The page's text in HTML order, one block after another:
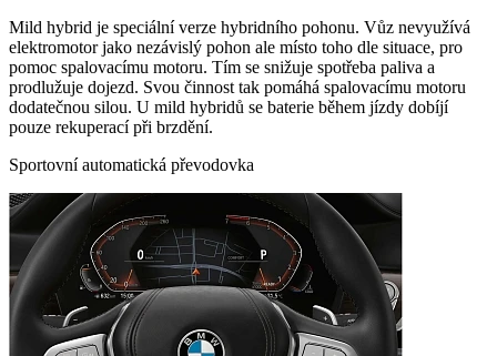
Mild hybrid je speciální verze hybridního pohonu. Vůz nevyužívá
elektromotor jako nezávislý pohon ale místo toho dle situace, pro
pomoc spalovacímu motoru. Tím se snižuje spotřeba paliva a
prodlužuje dojezd. Svou činnost tak pomáhá spalovacímu motoru
dodatečnou silou. U mild hybridů se baterie během jízdy dobíjí
pouze rekuperací při brzdění.
Sportovní automatická převodovka